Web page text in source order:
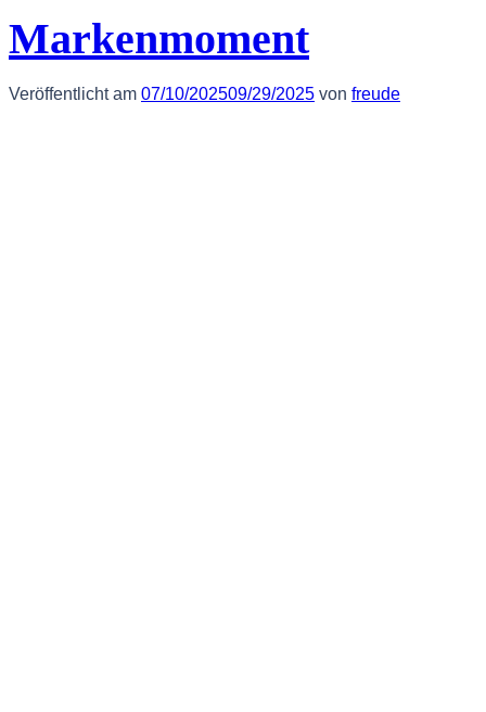
Markenmoment
Veröffentlicht am 07/10/202509/29/2025 von freude